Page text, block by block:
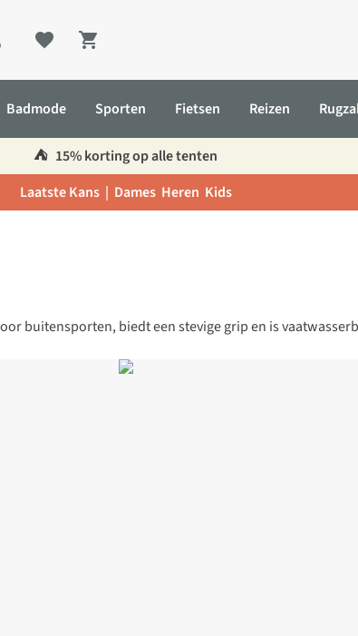
Shopping cart
Badmode Sporten Fietsen Reizen
⛺️ 15% korting op alle tenten
Laatste Kans | Dames Heren Kids
buitensporten, biedt een stevige grip en is